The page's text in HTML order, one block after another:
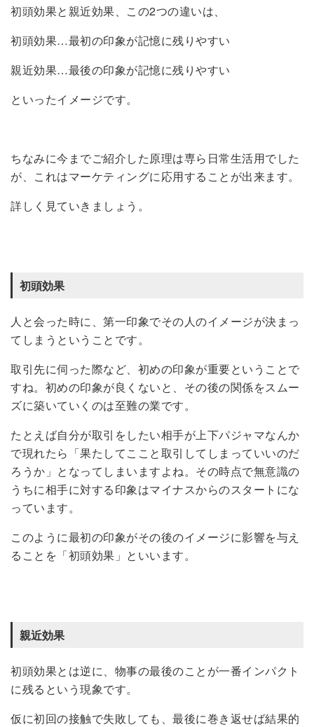
初頭効果と親近効果、この2つの違いは、
初頭効果…最初の印象が記憶に残りやすい
親近効果…最後の印象が記憶に残りやすい
といったイメージです。
ちなみに今までご紹介した原理は専ら日常生活用でした
が、これはマーケティングに応用することが出来ます。
詳しく見ていきましょう。
初頭効果
人と会った時に、第一印象でその人のイメージが決まっ
てしまうということです。
取引先に伺った際など、初めの印象が重要ということで
すね。初めの印象が良くないと、その後の関係をスムー
ズに築いていくのは至難の業です。
たとえば自分が取引をしたい相手が上下パジャマなんか
で現れたら「果たしてここと取引してしまっていいのだ
ろうか」となってしまいますよね。その時点で無意識の
うちに相手に対する印象はマイナスからのスタートにな
っています。
このように最初の印象がその後のイメージに影響を与え
ることを「初頭効果」といいます。
親近効果
初頭効果とは逆に、物事の最後のことが一番インパクト
に残るという現象です。
仮に初回の接触で失敗しても、最後に巻き返せば結果的